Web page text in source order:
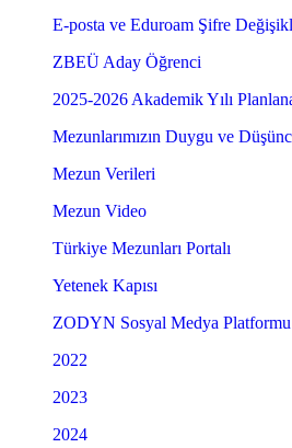
E-posta ve Eduroam Şifre
ZBEÜ Aday Öğrenci
2025-2026 Akademik Yılı
Mezunlarımızın Duygu ve
Mezun Verileri
Mezun Video
Türkiye Mezunları Portalı
Yetenek Kapısı
ZODYN Sosyal Medya Platformu
2022
2023
2024